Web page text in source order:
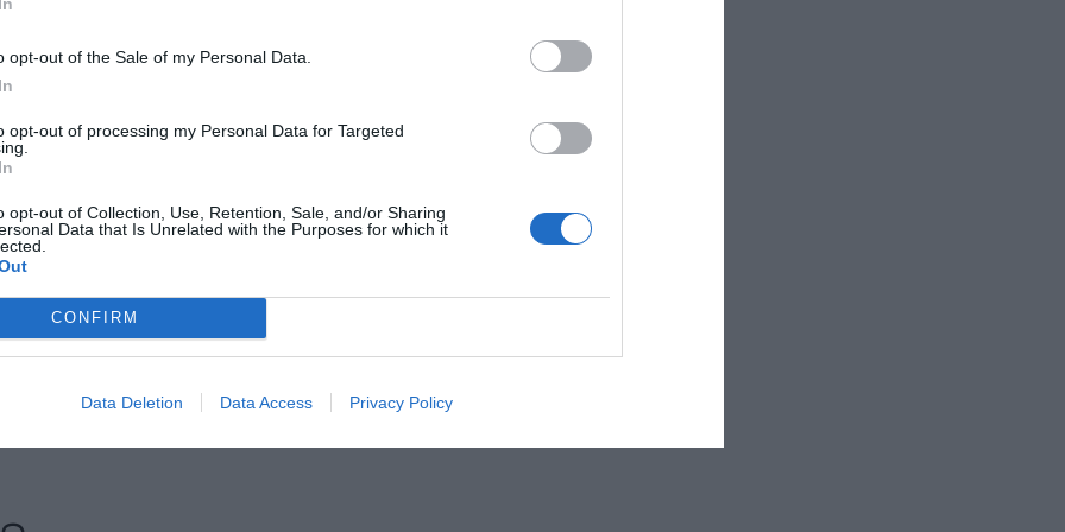
opt-out of the Sale of my Personal Data.
opt-out of processing my Personal Data for Targeted
opt-out of Collection, Use, Retention, Sale, and/or Sharing
Data that Is Unrelated with the Purposes for which it
CONFIRM
Data Deletion Data Access Privacy Policy
i veure tot Europa com un bloc sembla que ha
que sigui una solució fàcilment implementable",
impulsada pel Tech Barcelona i
la
inversors, corporacions i líders del
que hi han passat representants
.
d'actualitat